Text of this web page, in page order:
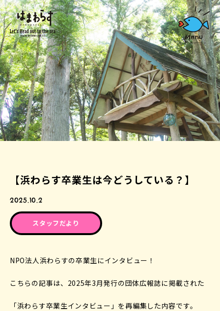
【浜わらす卒業生は今どうしている？】
2025.10.2
スタッフだより
NPO法人浜わらすの卒業生にインタビュー！
こちらの記事は、2025年3月発行の団体広報誌に掲載された
「浜わらす卒業生インタビュー」を再編集した内容です。